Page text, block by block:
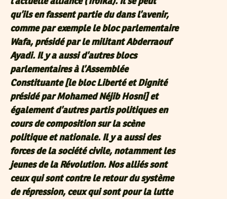
qu’ils en fassent partie du dans l’avenir,
comme par exemple le bloc parlementaire
Wafa, présidé par le militant Abderraouf
Ayadi. Il y a aussi d’autres blocs
parlementaires à l’Assemblée
Constituante [le bloc Liberté et Dignité
présidé par Mohamed Néjib Hosni] et
également d’autres partis politiques en
cours de composition sur la scène
politique et nationale. Il y a aussi des
forces de la société civile, notamment les
jeunes de la Révolution. Nos alliés sont
ceux qui sont contre le retour du système
de répression, ceux qui sont pour la lutte